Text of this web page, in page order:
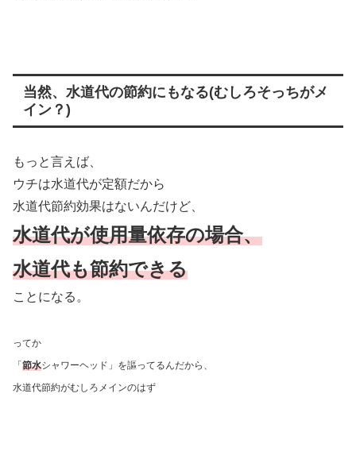
当然、水道代の節約にもなる(むしろそっちがメ
イン？)
もっと言えば、
ウチは水道代が定額だから
水道代節約効果はないんだけど、
水道代が使用量依存の場合、
水道代も節約できる
ことになる。
ってか
「 節水シャワーヘッド」を謳ってるんだから、
水道代節約がむしろメインのはず